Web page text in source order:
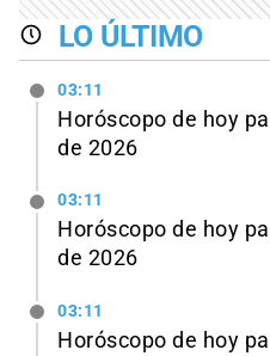
LO ÚLTIMO
03:11
Horóscopo de hoy
de 2026
03:11
Horóscopo de hoy
de 2026
03:11
Horóscopo de hoy